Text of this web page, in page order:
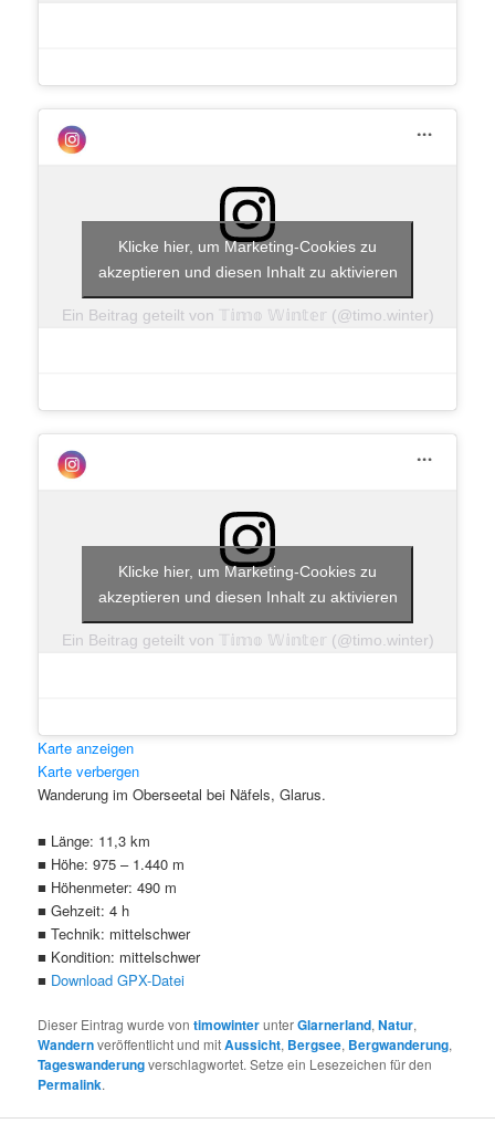
Ein Beitrag geteilt von 𝕋𝕚𝕞𝕠 𝕎𝕚𝕟𝕥𝕖𝕣 (@timo.winter)
Klicke hier, um Marketing-Cookies zu
akzeptieren und diesen Inhalt zu aktivieren
Ein Beitrag geteilt von 𝕋𝕚𝕞𝕠 𝕎𝕚𝕟𝕥𝕖𝕣 (@timo.winter)
Klicke hier, um Marketing-Cookies zu
akzeptieren und diesen Inhalt zu aktivieren
Karte anzeigen
Karte verbergen
Wanderung im Oberseetal bei Näfels, Glarus.
■ Länge: 11,3 km
■ Höhe: 975 – 1.440 m
■ Höhenmeter: 490 m
■ Gehzeit: 4 h
■ Technik: mittelschwer
■ Kondition: mittelschwer
■ Download GPX-Datei
Dieser Eintrag wurde vontimowinterunterGlarnerland,Natur,
Wandernveröffentlicht und mitAussicht, Bergsee, Bergwanderung,
Tageswanderungverschlagwortet. Setze ein Lesezeichen für den
Permalink.